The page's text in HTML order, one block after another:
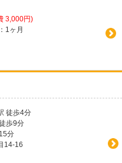
3,000円)
1ヶ月
徒歩4分
歩9分
分
14-16